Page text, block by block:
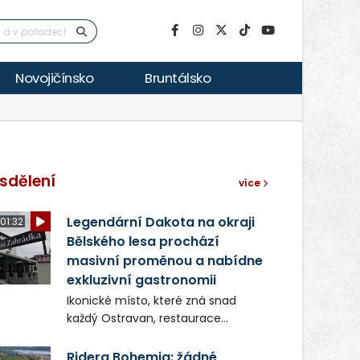
Novojičínsko Bruntálsko
více
01:32
Legendární Dakota na okraji
Bělského lesa prochází
masivní proměnou a nabídne
exkluzivní gastronomii
Ikonické místo, které zná snad
každý Ostravan, restaurace
mateřská společnost Dang